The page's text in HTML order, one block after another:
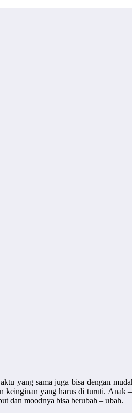
yang sama juga bisa dengan
keinginan yang harus di turuti.
dan moodnya bisa berubah – ubah.